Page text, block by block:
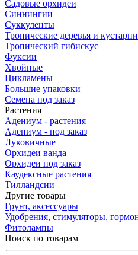
Садовые орхидеи
Синнингии
Суккуленты
Тропические деревья и
Тропический гибискус
Фуксии
Хвойные
Цикламены
Большие упаковки
Семена под заказ
Растения
Адениум - растения
Адениум - под заказ
Луковичные
Орхидеи ванда
Орхидеи под заказ
Каудексные растения
Тилландсии
Другие товары
Грунт, аксессуары
Удобрения, стимуляторы,
Фитолампы
Поиск по товарам